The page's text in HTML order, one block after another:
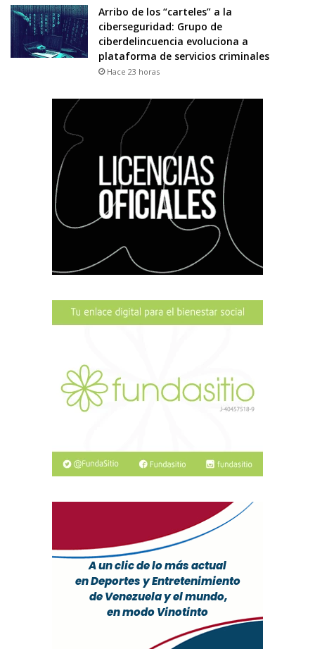
Arribo de los “carteles” a la
ciberseguridad: Grupo de
ciberdelincuencia evoluciona a
plataforma de servicios criminales
Hace 23 horas